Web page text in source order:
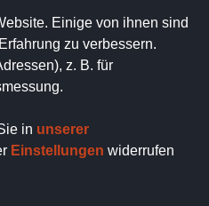
allzu oft zum
Aufwand kostet die
Einige von ihnen sind
zu verbessern.
z. B. für
in unserer
Einstellungen widerrufen